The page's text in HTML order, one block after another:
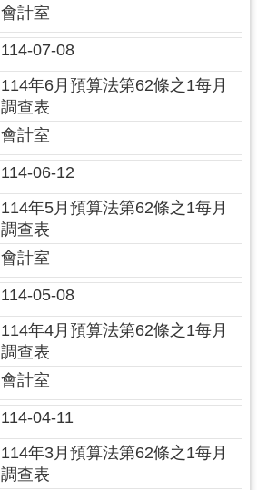
會計室
114-07-08
114年6月預算法第62條之1每月
調查表
會計室
114-06-12
114年5月預算法第62條之1每月
調查表
會計室
114-05-08
114年4月預算法第62條之1每月
調查表
會計室
114-04-11
114年3月預算法第62條之1每月
調查表